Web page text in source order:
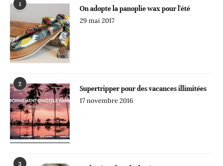
1
On adopte la panoplie wax pour l'été
29 mai 2017
2
Supertripper pour des vacances illimitées
17 novembre 2016
3